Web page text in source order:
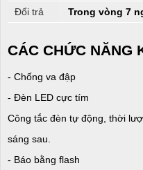
Đổi trả Trong vòng 7
CÁC CHỨC NĂNG
- Chống va đập
- Đèn LED cực tím
Công tắc đèn tự động, thời
sáng sau.
- Báo bằng flash